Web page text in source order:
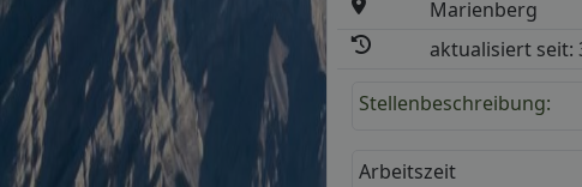
Marienberg
aktualisiert seit:
Stellenbeschreibung:
Arbeitszeit